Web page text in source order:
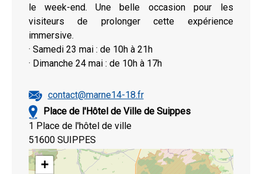
le week-end. Une belle occasion pour les
visiteurs de prolonger cette expérience
immersive.
· Samedi 23 mai : de 10h à 21h
· Dimanche 24 mai : de 10h à 17h
contact@marne14-18.fr
Place de l'Hôtel de Ville de Suippes
1 Place de l'hôtel de ville
51600 SUIPPES
+